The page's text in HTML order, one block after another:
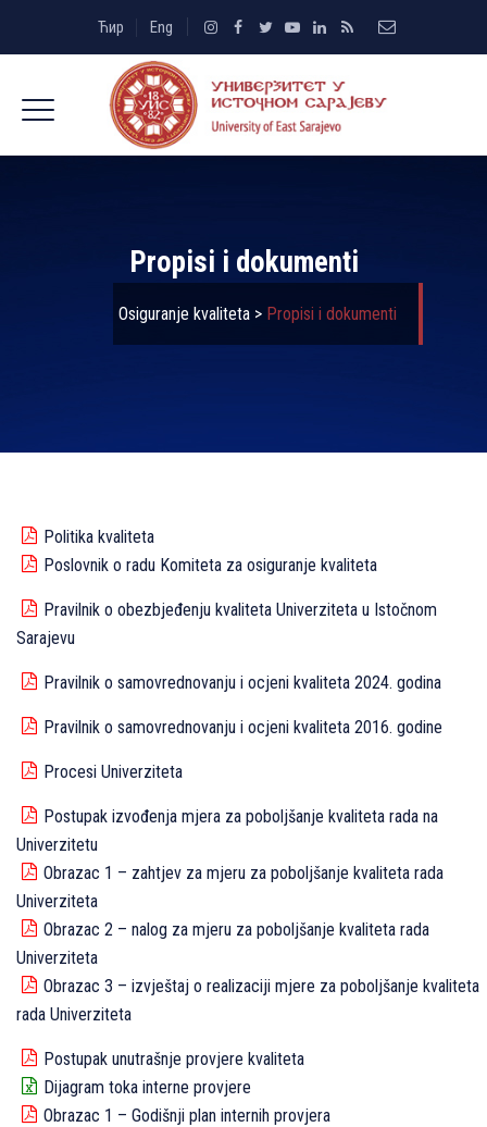
Ћир Eng
Propisi i dokumenti
Osiguranje kvaliteta> Propisi i dokumenti
Politika kvaliteta
Poslovnik o radu Komiteta za osiguranje kvaliteta
Pravilnik o obezbjeđenju kvaliteta Univerziteta u Istočnom
Sarajevu
Pravilnik o samovrednovanju i ocjeni kvaliteta 2024. godina
Pravilnik o samovrednovanju i ocjeni kvaliteta 2016. godine
Procesi Univerziteta
Postupak izvođenja mjera za poboljšanje kvaliteta rada na
Univerzitetu
Obrazac 1 – zahtjev za mjeru za poboljšanje kvaliteta rada
Univerziteta
Obrazac 2 – nalog za mjeru za poboljšanje kvaliteta rada
Univerziteta
Obrazac 3 – izvještaj o realizaciji mjere za poboljšanje kvaliteta
rada Univerziteta
Postupak unutrašnje provjere kvaliteta
Dijagram toka interne provjere
Obrazac 1 – Godišnji plan internih provjera